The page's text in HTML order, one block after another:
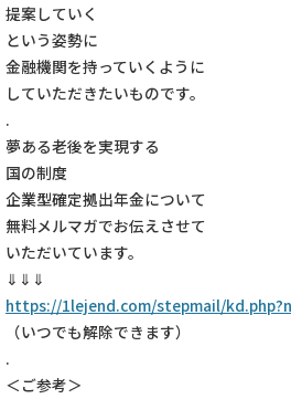
提案していく
という姿勢に
金融機関を持っていくように
していただきたいものです。
.
夢ある老後を実現する
国の制度
企業型確定拠出年金について
無料メルマガでお伝えさせて
いただいています。
⇓⇓⇓
https://1lejend.com/stepmail/
（いつでも解除できます）
.
＜ご参考＞